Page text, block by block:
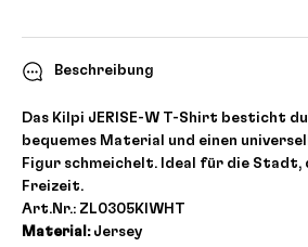
Beschreibung
Das Kilpi JERISE-W T-Shirt besticht
bequemes Material und einen
Figur schmeichelt. Ideal für die Stadt,
Freizeit.
Art.Nr.: ZL0305KIWHT
Material:Jersey